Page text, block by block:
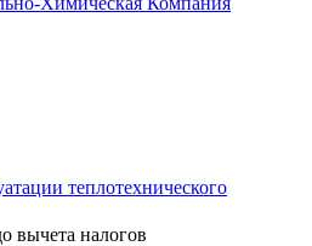
теплотехнического
вычета налогов